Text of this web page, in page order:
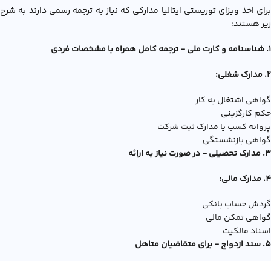
برای اخذ ویزای توریستی ایتالیا مدارکی که نیاز به ترجمه رسمی دارند به شرح
زیر هستند:
1. شناسنامه و کارت ملی - ترجمه کامل همراه با مشخصات فردی
2. مدارک شغلی:
گواهی اشتغال به کار
حکم کارگزینی
پروانه کسب یا مدارک ثبت شرکت
گواهی بازنشستگی
3. مدارک تحصیلی - در صورت نیاز به ارائه
4. مدارک مالی:
گردش حساب بانکی
گواهی تمکن مالی
اسناد مالکیت
5. سند ازدواج - برای متقاضیان متاهل